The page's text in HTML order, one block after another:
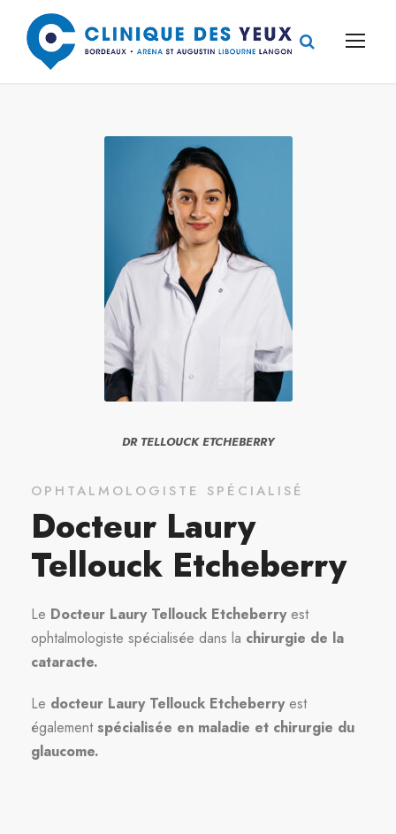
DR TELLOUCK ETCHEBERRY
OPHTALMOLOGISTE SPÉCIALISÉ
Docteur Laury
Tellouck Etcheberry
Le Docteur Laury Tellouck Etcheberryest
ophtalmologiste spécialisée dans la chirurgie de la
cataracte.
Le docteur Laury Tellouck Etcheberryest
égalementspécialisée en maladie et chirurgie du
glaucome.